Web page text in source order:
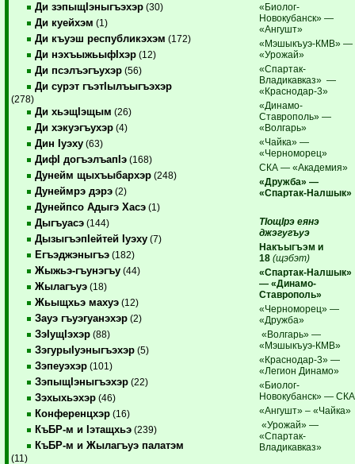
Ди зэпыщIэныгъэхэр (30)
Ди куейхэм (1)
Ди къуэш республикэхэм (172)
Ди нэхъыжьыфIхэр (12)
Ди псэлъэгъухэр (56)
Ди сурэт гъэтIылъыгъэхэр
(278)
Ди хьэщIэщым (26)
Ди хэкуэгъухэр (4)
Дин Iуэху (63)
ДифI догъэлъапIэ (168)
Дунейм щыхъыбархэр (248)
Дунеймрэ дэрэ (2)
Дунейпсо Адыгэ Хасэ (1)
Дыгъуасэ (144)
ДызыгъэпIейтей Iуэху (7)
Егъэджэныгъэ (182)
Жыжьэ-гъунэгъу (44)
Жылагъуэ (18)
Жьыщхьэ махуэ (12)
Зауэ гъуэгуанэхэр (2)
ЗэIущIэхэр (88)
ЗэгурыIуэныгъэхэр (5)
Зэпеуэхэр (101)
ЗэпыщIэныгъэхэр (22)
Зэхыхьэхэр (46)
Конференцхэр (16)
КъБР-м и Iэтащхьэ (239)
КъБР-м и Жылагъуэ палатэм
(11)
«Биолог-
Новокубанск» —
«Ангушт»
«Мэшыкъуэ-КМВ» —
«Урожай»
«Спартак-
Владикавказ» —
«Краснодар-3»
«Динамо-
Ставрополь» —
«Волгарь»
«Чайка» —
«Черноморец»
СКА — «Академия»
«Дружба» —
«Спартак-Налшык»
ТIощIрэ еянэ
джэгугъуэ
Накъыгъэм и
18(щэбэт)
«Спартак-Налшык»
— «Динамо-
Ставрополь»
«Черноморец» —
«Дружба»
«Волгарь» —
«Мэшыкъуэ-КМВ»
«Краснодар-3» —
«Легион Динамо»
«Биолог-
Новокубанск» — СКА
«Ангушт» – «Чайка»
«Урожай» —
«Спартак-
Владикавказ»